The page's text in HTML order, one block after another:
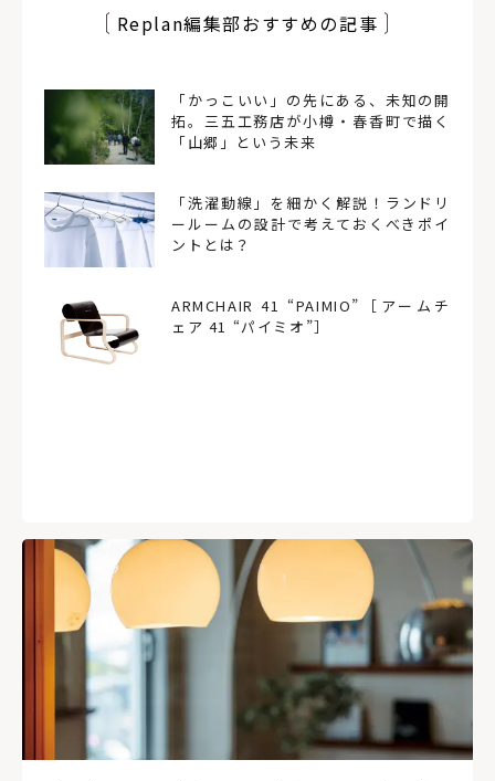
Replan編集部おすすめの記事
「かっこいい」の先にある、未知の開
拓。三五工務店が小樽・春香町で描く
「山郷」という未来
「洗濯動線」を細かく解説！ランドリ
ールームの設計で考えておくべきポイ
ントとは？
ARMCHAIR 41 “PAIMIO”［アームチ
ェア 41 “パイミオ”］